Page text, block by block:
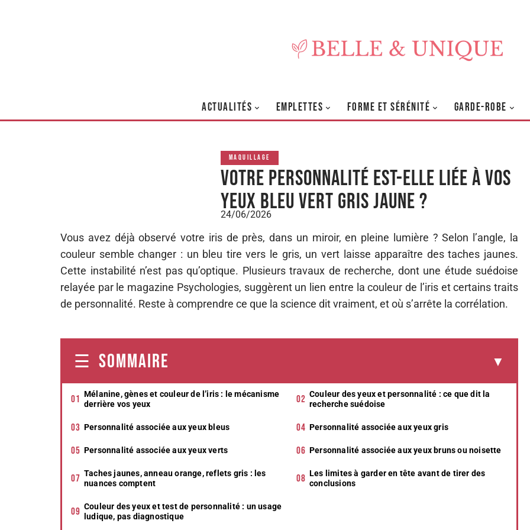
ACTUALITÉS EMPLETTES FORME ET SÉRÉNITÉ GARDE-ROBE
MAQUILLAGE
Votre personnalité est-elle liée à vos
yeux bleu vert gris jaune ?
24/06/2026
Vous avez déjà observé votre iris de près, dans un miroir, en pleine lumière ? Selon l’angle, la
couleur semble changer : un bleu tire vers le gris, un vert laisse apparaître des taches jaunes.
Cette instabilité n’est pas qu’optique. Plusieurs travaux de recherche, dont une étude suédoise
relayée par le magazine Psychologies, suggèrent un lien entre la couleur de l’iris et certains traits
de personnalité. Reste à comprendre ce que la science dit vraiment, et où s’arrête la corrélation.
SOMMAIRE
Mélanine, gènes et couleur de l’iris : le mécanisme
derrière vos yeux
Couleur des yeux et personnalité : ce que dit la
recherche suédoise
Personnalité associée aux yeux bleus Personnalité associée aux yeux gris
Personnalité associée aux yeux verts Personnalité associée aux yeux bruns ou noisette
Taches jaunes, anneau orange, reflets gris : les
nuances comptent
Les limites à garder en tête avant de tirer des
conclusions
Couleur des yeux et test de personnalité : un usage
ludique, pas diagnostique